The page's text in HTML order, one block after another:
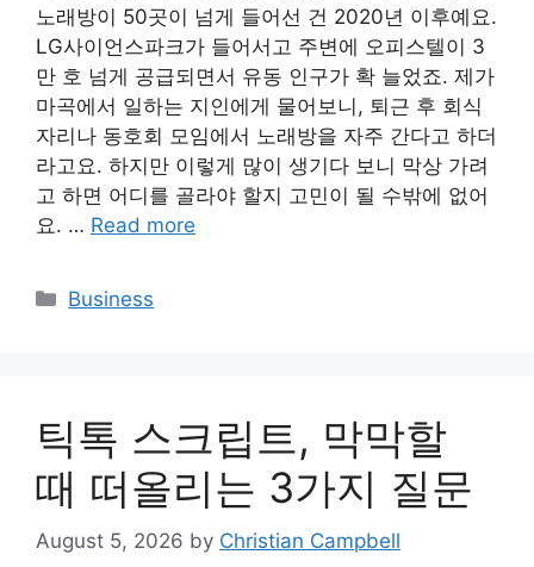
노래방이 50곳이 넘게 들어선 건 2020년 이후예요.
LG사이언스파크가 들어서고 주변에 오피스텔이 3
만 호 넘게 공급되면서 유동 인구가 확 늘었죠. 제가
마곡에서 일하는 지인에게 물어보니, 퇴근 후 회식
자리나 동호회 모임에서 노래방을 자주 간다고 하더
라고요. 하지만 이렇게 많이 생기다 보니 막상 가려
고 하면 어디를 골라야 할지 고민이 될 수밖에 없어
요. … Read more
Categories
Business
틱톡 스크립트, 막막할
때 떠올리는 3가지 질문
August 5, 2026 by Christian Campbell